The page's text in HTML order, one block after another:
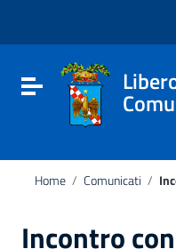
sito
include
Vai al footer
Attiva / disattiva la
Home / Comunicati /
Incontro